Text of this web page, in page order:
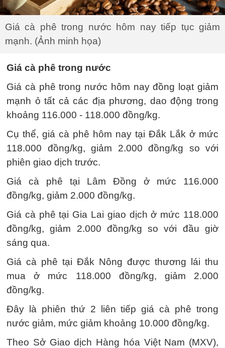
Giá cà phê trong nước hôm nay tiếp tục giảm
mạnh. (Ảnh minh họa)
Giá cà phê trong nước
Giá cà phê trong nước hôm nay đồng loạt giảm
mạnh ỏ tất cả các địa phương, dao động trong
khoảng 116.000 - 118.000 đồng/kg.
Cụ thể, giá cà phê hôm nay tại Đắk Lắk ở mức
118.000 đồng/kg, giảm 2.000 đồng/kg so với
phiên giao dịch trước.
Giá cà phê tại Lâm Đồng ở mức 116.000
đồng/kg, giảm 2.000 đồng/kg.
Giá cà phê tại Gia Lai giao dịch ở mức 118.000
đồng/kg, giảm 2.000 đồng/kg so với đầu giờ
sáng qua.
Giá cà phê tại Đắk Nông được thương lái thu
mua ở mức 118.000 đồng/kg, giảm 2.000
đồng/kg.
Đây là phiên thứ 2 liên tiếp giá cà phê trong
nước giảm, mức giảm khoảng 10.000 đồng/kg.
Theo Sở Giao dịch Hàng hóa Việt Nam (MXV),